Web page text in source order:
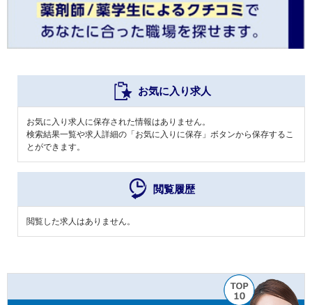
お気に入り求人
お気に入り求人に保存された情報はありません。
検索結果一覧や求人詳細の「お気に入りに保存」ボタンから保存するこ
とができます。
閲覧履歴
閲覧した求人はありません。